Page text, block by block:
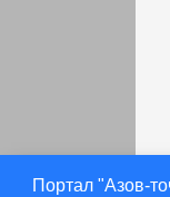
Портал "Азов-
раньше